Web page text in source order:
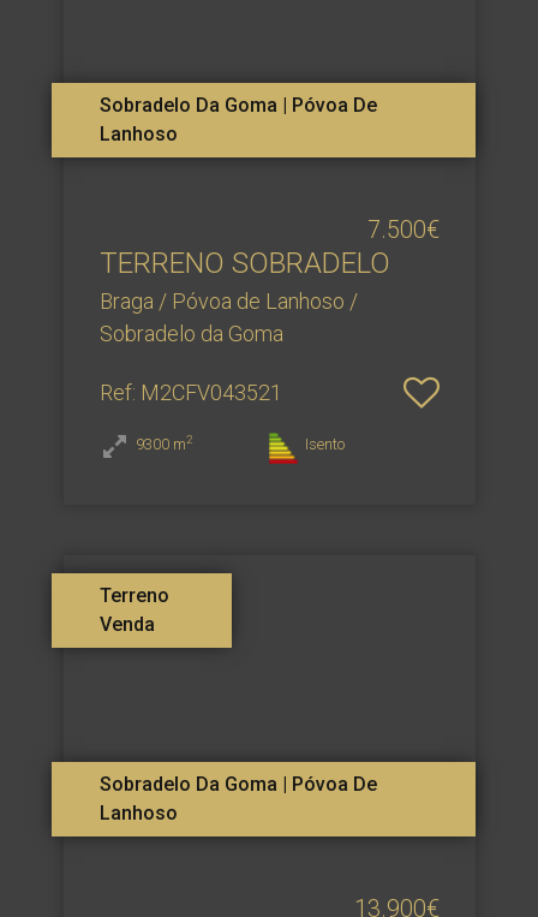
Sobradelo Da Goma | Póvoa De
Lanhoso
7.500€
TERRENO SOBRADELO
Braga / Póvoa de Lanhoso /
Sobradelo da Goma
Ref: M2CFV043521
9300 m2 Isento
Terreno
Venda
Sobradelo Da Goma | Póvoa De
Lanhoso
13.900€